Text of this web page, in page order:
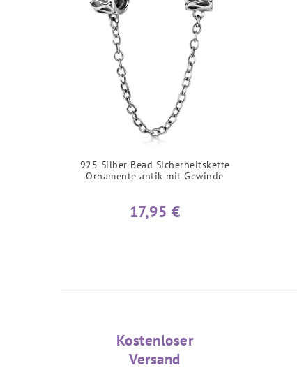
925 Silber Bead Sicherheitskette
Ornamente antik mit Gewinde
17,95 €
Kostenloser
Versand